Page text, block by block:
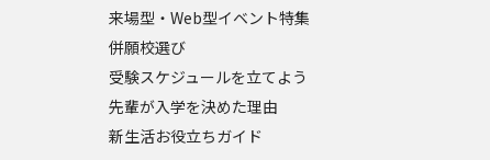
来場型・Web型イベント特集
併願校選び
受験スケジュールを立てよう
先輩が入学を決めた理由
新生活お役立ちガイド